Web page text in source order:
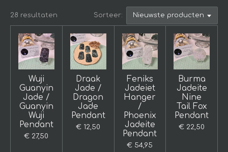
28 resultaten Sorteer:
Wuji
Guanyin
Jade /
Guanyin
Wuji
Pendant
€ 27,50
Draak
Jade /
Dragon
Jade
Pendant
€ 12,50
Feniks
Jadeiet
Hanger
/
Phoenix
Jadeite
Pendant
€ 54,95
Burma
Jadeite
Nine
Tail Fox
Pendant
€ 22,50